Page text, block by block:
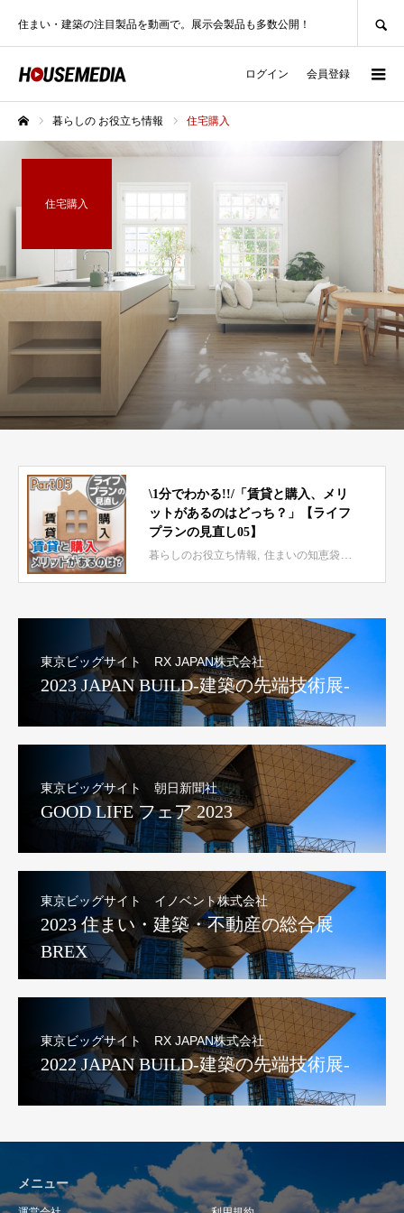
住まい・建築の注目製品を動画で。展示会製品も多数公開！
ログイン 会員登録
暮らしの お役立ち情報 住宅購入
住宅購入
\1分でわかる!!/「賃貸と購入、メリ
ットがあるのはどっち？」【ライフ
プランの見直し05】
暮らしのお役立ち情報 住まいの知恵袋 mini
東京ビッグサイト RX JAPAN株式会社
2023 JAPAN BUILD-建築の先端技術展-
東京ビッグサイト 朝日新聞社
GOOD LIFE フェア 2023
東京ビッグサイト イノベント株式会社
2023 住まい・建築・不動産の総合展
BREX
東京ビッグサイト RX JAPAN株式会社
2022 JAPAN BUILD-建築の先端技術展-
メニュー